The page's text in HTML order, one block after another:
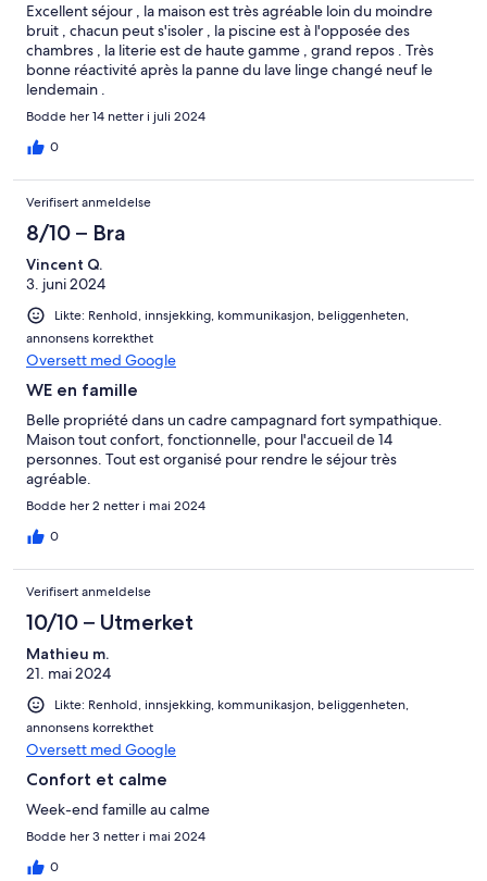
Excellent séjour , la maison est très agréable loin du moindre
bruit , chacun peut s'isoler , la piscine est à l'opposée des
chambres , la literie est de haute gamme , grand repos . Très
bonne réactivité après la panne du lave linge changé neuf le
lendemain .
Bodde her 14 netter i juli 2024
0
Verifisert anmeldelse
8/10 – Bra
Vincent Q.
3. juni 2024
Likte: Renhold, innsjekking, kommunikasjon, beliggenheten,
annonsens korrekthet
Oversett med Google
WE en famille
Belle propriété dans un cadre campagnard fort sympathique.
Maison tout confort, fonctionnelle, pour l'accueil de 14
personnes. Tout est organisé pour rendre le séjour très
agréable.
Bodde her 2 netter i mai 2024
0
Verifisert anmeldelse
10/10 – Utmerket
Mathieu m.
21. mai 2024
Likte: Renhold, innsjekking, kommunikasjon, beliggenheten,
annonsens korrekthet
Oversett med Google
Confort et calme
Week-end famille au calme
Bodde her 3 netter i mai 2024
0